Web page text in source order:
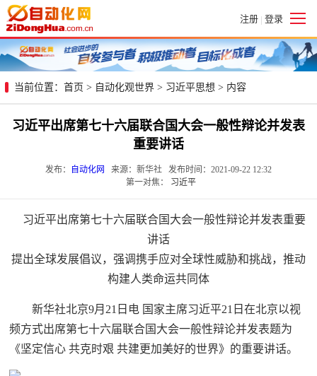
注册 | 登录
当前位置： 首页 > 自动化观世界 > 习近平思想 > 内容
习近平出席第七十六届联合国大会一般性辩论并发表
重要讲话
发布： 自动化网
来源：新华社 发布时间：2021-09-22 12:32
第一对焦：
习近平
习近平出席第七十六届联合国大会一般性辩论并发表重要
讲话
提出全球发展倡议，强调携手应对全球性威胁和挑战，推动
构建人类命运共同体
新华社北京9月21日电 国家主席习近平21日在北京以视
频方式出席第七十六届联合国大会一般性辩论并发表题为
《坚定信心 共克时艰 共建更加美好的世界》的重要讲话。